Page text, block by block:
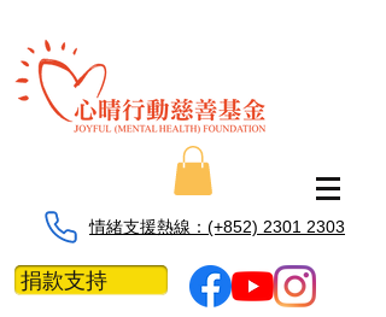
情緒支援熱線：​​(+852) 2301 2303
捐款支持